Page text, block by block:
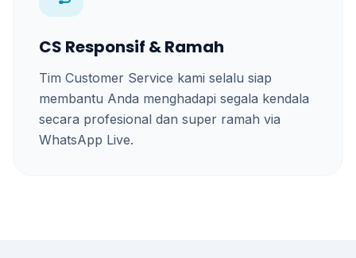
CS Responsif & Ramah
Tim Customer Service kami selalu siap
membantu Anda menghadapi segala kendala
secara profesional dan super ramah via
WhatsApp Live.